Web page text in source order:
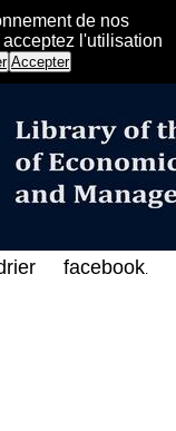
de nos
l'utilisation
Accepter
facebook.